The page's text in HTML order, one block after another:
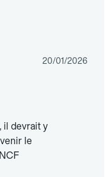
20/01/2026
il devrait y
le